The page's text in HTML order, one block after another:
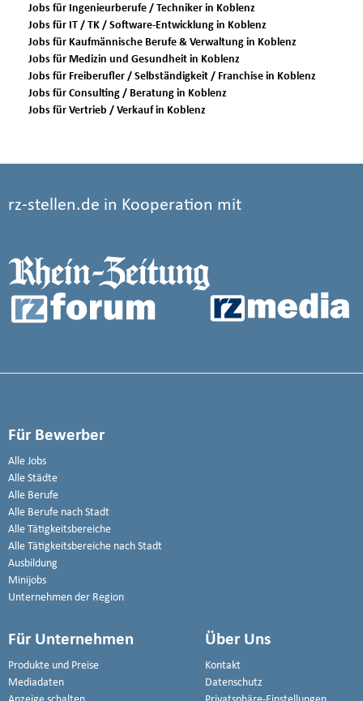
Jobs für Ingenieurberufe / Techniker in Koblenz
Jobs für IT / TK / Software-Entwicklung in Koblenz
Jobs für Kaufmännische Berufe & Verwaltung in Koblenz
Jobs für Medizin und Gesundheit in Koblenz
Jobs für Freiberufler / Selbständigkeit / Franchise in Koblenz
Jobs für Consulting / Beratung in Koblenz
Jobs für Vertrieb / Verkauf in Koblenz
rz-stellen.de in Kooperation mit
Für Bewerber
Alle Jobs
Alle Städte
Alle Berufe
Alle Berufe nach Stadt
Alle Tätigkeitsbereiche
Alle Tätigkeitsbereiche nach Stadt
Ausbildung
Minijobs
Unternehmen der Region
Für Unternehmen
Produkte und Preise
Mediadaten
Über Uns
Kontakt
Datenschutz